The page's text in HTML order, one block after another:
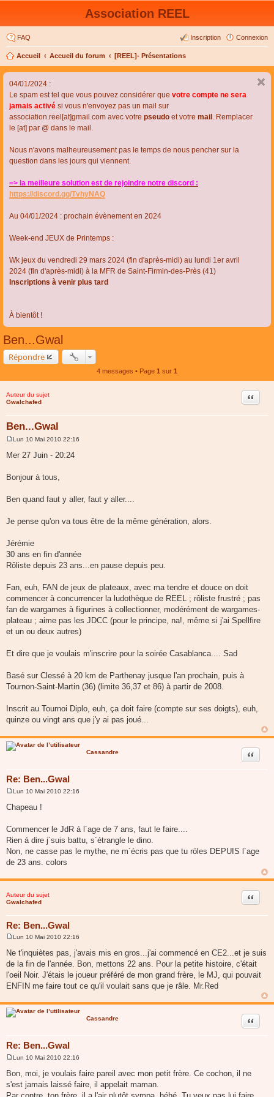
Association REEL
FAQ Connexion
Inscription
Accueil Accueil du forum [REEL]- Présentations
04/01/2024 :
Le spam est tel que vous pouvez considérer que votre compte ne sera
jamais activé si vous n'envoyez pas un mail sur
association.reel[at]gmail.com avec votre pseudo et votre mail . Remplacer
le [at] par @ dans le mail.
Nous n'avons malheureusement pas le temps de nous pencher sur la
question dans les jours qui viennent.
=> la meilleure solution est de rejoindre notre discord :
https://discord.gg/TvhyNAQ
Au 04/01/2024 : prochain évènement en 2024
Week-end JEUX de Printemps :
Wk jeux du vendredi 29 mars 2024 (fin d'après-midi) au lundi 1er avril
2024 (fin d'après-midi) à la MFR de Saint-Firmin-des-Près (41)
Inscriptions à venir plus tard
À bientôt !
Ben...Gwal
Répondre
4 messages • Page 1 sur 1
Auteur du sujet
Gwalchafed
Ben...Gwal
Citer
s
g
Lun 10 Mai 2010 22:16
Mer 27 Juin - 20:24
Bonjour à tous,
Ben quand faut y aller, faut y aller....
Je pense qu'on va tous être de la même génération, alors.
Jérémie
30 ans en fin d'année
Rôliste depuis 23 ans...en pause depuis peu.
Fan, euh, FAN de jeux de plateaux, avec ma tendre et douce on doit
commencer à concurrencer la ludothèque de REEL ; rôliste frustré ; pas
fan de wargames à figurines à collectionner, modérément de wargames-
plateau ; aime pas les JDCC (pour le principe, na!, même si j'ai Spellfire
et un ou deux autres)
Et dire que je voulais m'inscrire pour la soirée Casablanca.... Sad
Basé sur Clessé à 20 km de Parthenay jusque l'an prochain, puis à
Tournon-Saint-Martin (36) (limite 36,37 et 86) à partir de 2008.
Inscrit au Tournoi Diplo, euh, ça doit faire (compte sur ses doigts), euh,
quinze ou vingt ans que j'y ai pas joué...
Cassandre
Re: Ben...Gwal
Citer
s
g
e
Lun 10 Mai 2010 22:16
Chapeau !
Commencer le JdR á l´age de 7 ans, faut le faire....
Rien á dire j´suis battu, s´étrangle le dino.
Non, ne casse pas le mythe, ne m´écris pas que tu röles DEPUIS l´age
de 23 ans. colors
Auteur du sujet
Gwalchafed
Re: Ben...Gwal
Citer
s
s
g
e
Lun 10 Mai 2010 22:16
Ne t'inquiètes pas, j'avais mis en gros...j'ai commencé en CE2...et je suis
de la fin de l'année. Bon, mettons 22 ans. Pour la petite histoire, c'était
l'oeil Noir. J'étais le joueur préféré de mon grand frère, le MJ, qui pouvait
ENFIN me faire tout ce qu'il voulait sans que je râle. Mr.Red
Cassandre
Re: Ben...Gwal
Citer
s
s
Lun 10 Mai 2010 22:16
Bon, moi, je voulais faire pareil avec mon petit frère. Ce cochon, il ne
s'est jamais laissé faire, il appelait maman.